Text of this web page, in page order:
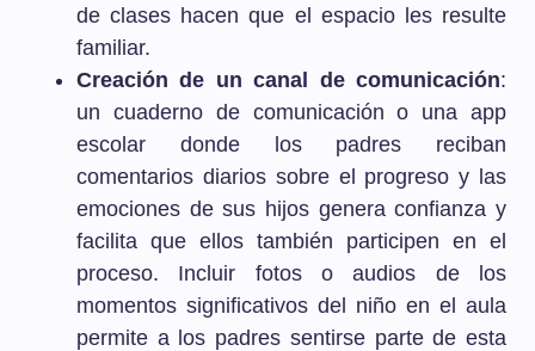
de clases hacen que el espacio les resulte
familiar.
Creación de un canal de comunicación:
un cuaderno de comunicación o una app
escolar donde los padres reciban
comentarios diarios sobre el progreso y las
emociones de sus hijos genera confianza y
facilita que ellos también participen en el
proceso. Incluir fotos o audios de los
momentos significativos del niño en el aula
permite a los padres sentirse parte de esta